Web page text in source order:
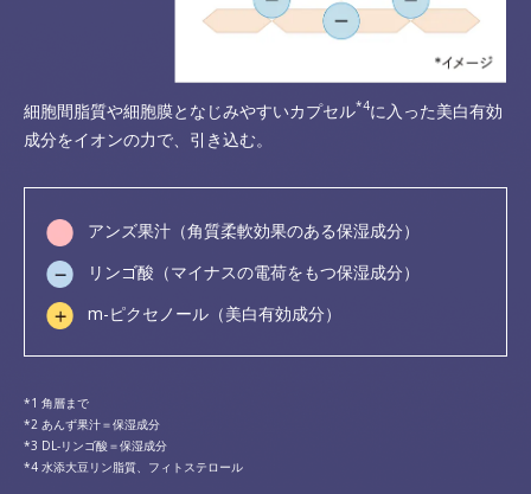
細胞間脂質や細胞膜となじみやすいカプセル*4に入った美白有効
成分をイオンの力で、引き込む。
アンズ果汁（角質柔軟効果のある保湿成分）
リンゴ酸（マイナスの電荷をもつ保湿成分）
m-ピクセノール（美白有効成分）
角層まで
あんず果汁＝保湿成分
DL-リンゴ酸＝保湿成分
水添大豆リン脂質、フィトステロール